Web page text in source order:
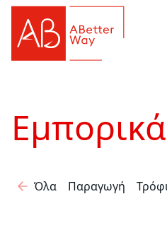
Εμπορικά
Όλα Παραγωγή